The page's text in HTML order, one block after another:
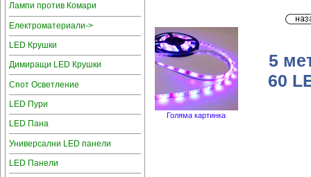
Лампи против Комари
Електроматериали->
LED Крушки
Димиращи LED Крушки
Спот Осветление
LED Пури
LED Пана
Универсални LED панели
LED Панели
Голяма картинка
5
60